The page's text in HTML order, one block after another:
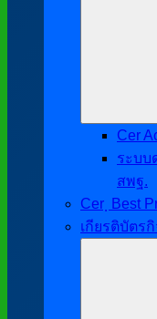
Cer
ระบบ
สพฐ.
Cer ฺ Best
เกียรติบัตร